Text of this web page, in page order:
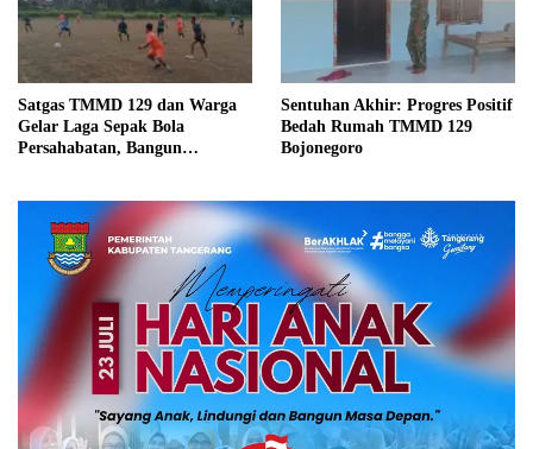
Satgas TMMD 129 dan Warga
Gelar Laga Sepak Bola
Persahabatan, Bangun
Sentuhan Akhir: Progres Positif
Bedah Rumah TMMD 129
Bojonegoro